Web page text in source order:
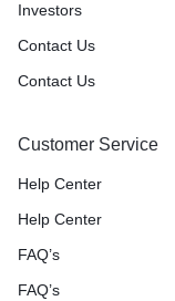
Investors
Contact Us
Contact Us
Customer Service
Help Center
Help Center
FAQ’s
FAQ’s